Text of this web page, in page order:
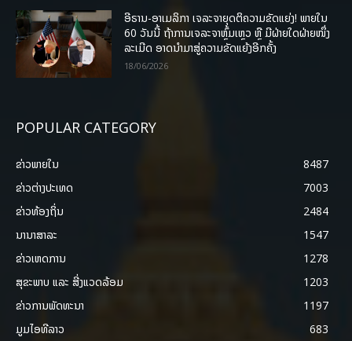
ອີຣານ-ອາເມລິກາ ເຈລະຈາຍຸດຕິຄວາມຂັດແຍ່ງ! ພາຍໃນ
60 ວັນນີ້ ຖ້າການເຈລະຈາຫຼົ້ມເຫຼວ ຫຼື ມີຝ່າຍໃດຝ່າຍໜຶ່ງ
ລະເມີດ ອາດນໍາມາສູ່ຄວາມຂັດແຍ້ງອີກຄັ້ງ
18/06/2026
POPULAR CATEGORY
ຂ່າວພາຍ​ໃນ
8487
ຂ່າວຕ່າງປະເທດ
7003
ຂ່າວທ້ອງຖິ່ນ
2484
ນານາສາລະ
1547
ຂ່າວເຫດການ
1278
ສຸຂະພາບ ແລະ ສີ່ງແວດລ້ອມ
1203
ຂ່າວການພັດທະນາ
1197
ມູມໄອທີລາວ
683